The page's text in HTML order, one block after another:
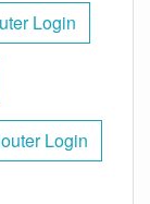
Login
Login